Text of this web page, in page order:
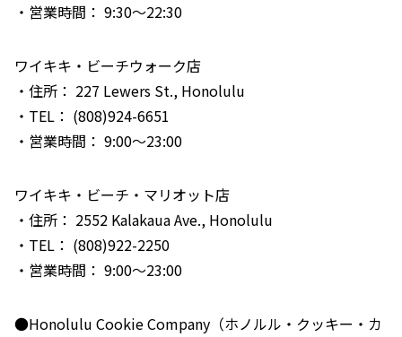
・営業時間： 9:30～22:30
ワイキキ・ビーチウォーク店
・住所： 227 Lewers St., Honolulu
・TEL： (808)924-6651
・営業時間： 9:00～23:00
ワイキキ・ビーチ・マリオット店
・住所： 2552 Kalakaua Ave., Honolulu
・TEL： (808)922-2250
・営業時間： 9:00～23:00
●Honolulu Cookie Company（ホノルル・クッキー・カ